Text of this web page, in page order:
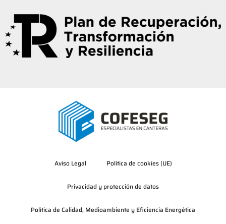
Aviso Legal Política de cookies (UE)
Privacidad y protección de datos
Política de Calidad, Medioambiente y Eficiencia Energética